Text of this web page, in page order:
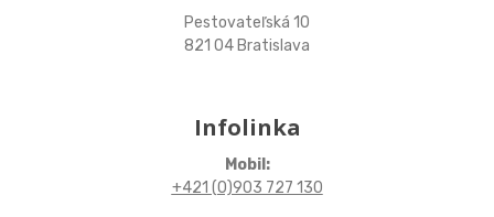
Pestovateľská 10
821 04 Bratislava
Infolinka
Mobil:
+421 (0)903 727 130